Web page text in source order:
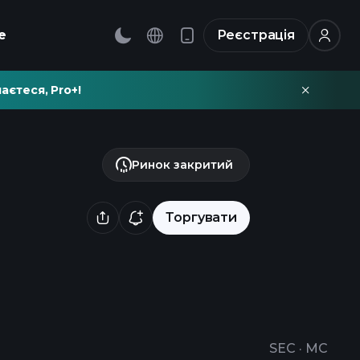
Реєстрація
Pro+!
Торгувати
SEC · MC
Ринок закритий